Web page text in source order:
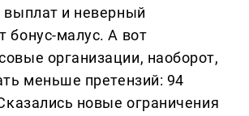
и неверный
бонус-малус. А вот
организации, наоборот,
меньше претензий: 94
новые ограничения